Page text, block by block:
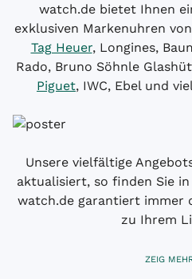
watch.de bietet Ihnen
exklusiven Markenuhren von
Tag Heuer, Longines,
Rado, Bruno Söhnle
Piguet, IWC, Ebel und
Unsere vielfältige
aktualisiert, so finden Sie
watch.de garantiert immer
zu Ihrem
ZEIG